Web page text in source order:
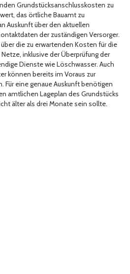
Grundstücksanschlusskosten zu
das örtliche Bauamt zu
Auskunft über den aktuellen
der zuständigen Versorger.
die zu erwartenden Kosten für die
inklusive der Überprüfung der
Dienste wie Löschwasser. Auch
können bereits im Voraus zur
Für eine genaue Auskunft benötigen
amtlichen Lageplan des Grundstücks
älter als drei Monate sein sollte.